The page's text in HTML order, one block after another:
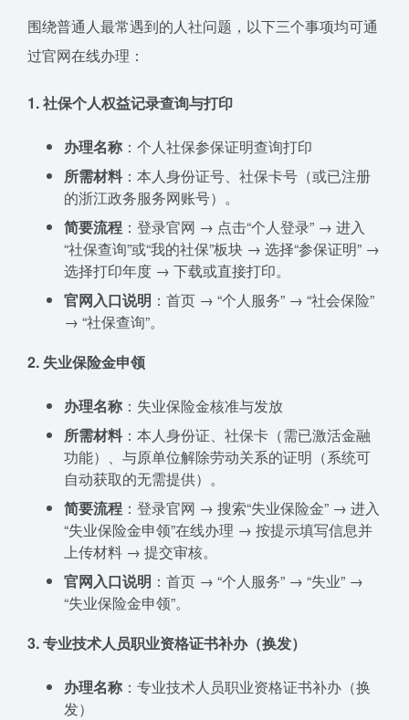
围绕普通人最常遇到的人社问题，以下三个事项均可通
过官网在线办理：
1. 社保个人权益记录查询与打印
办理名称 ：个人社保参保证明查询打印
所需材料：本人身份证号、社保卡号（或已注册
的浙江政务服务网账号）。
简要流程 ：登录官网 → 点击“个人登录” → 进入
“社保查询”或“我的社保”板块 → 选择“参保证明” →
选择打印年度 → 下载或直接打印。
官网入口说明 ：首页 → “个人服务” → “社会保险”
→ “社保查询”。
2. 失业保险金申领
办理名称 ：失业保险金核准与发放
所需材料：本人身份证、社保卡（需已激活金融
功能）、与原单位解除劳动关系的证明（系统可
自动获取的无需提供）。
简要流程 ：登录官网 → 搜索“失业保险金” → 进入
“失业保险金申领”在线办理 → 按提示填写信息并
上传材料 → 提交审核。
官网入口说明 ：首页 → “个人服务” → “失业” →
“失业保险金申领”。
3. 专业技术人员职业资格证书补办（换发）
办理名称 ：专业技术人员职业资格证书补办（换
发）